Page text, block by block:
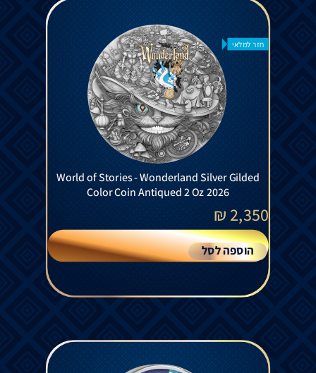
חזר למלאי
World of Stories - Wonderland Silver Gilded
Color Coin Antiqued 2 Oz 2026
2,350
₪
הוספה לסל